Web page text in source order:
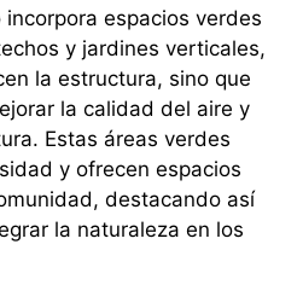
espacios verdes
y jardines verticales,
la estructura, sino que
la calidad del aire y
Estas áreas verdes
y ofrecen espacios
destacando así
la naturaleza en los